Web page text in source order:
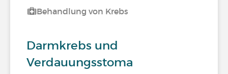
Behandlung von Krebs
Darmkrebs und
Verdauungsstoma